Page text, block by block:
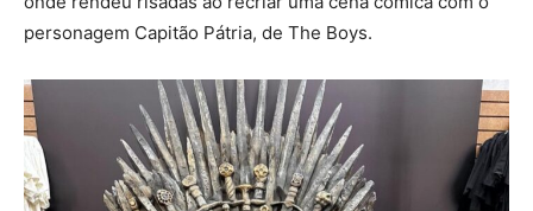
personagem Capitão Pátria, de The Boys.